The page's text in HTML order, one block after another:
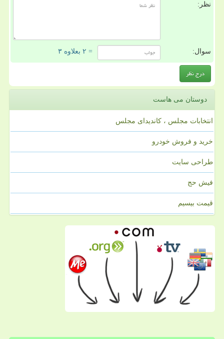
نظر:
سوال: = ۲ بعلاوه ۳
دوستان می هاست
انتخابات مجلس ، کاندیدای مجلس
خرید و فروش خودرو
طراحی سایت
فیش حج
قیمت بیسیم